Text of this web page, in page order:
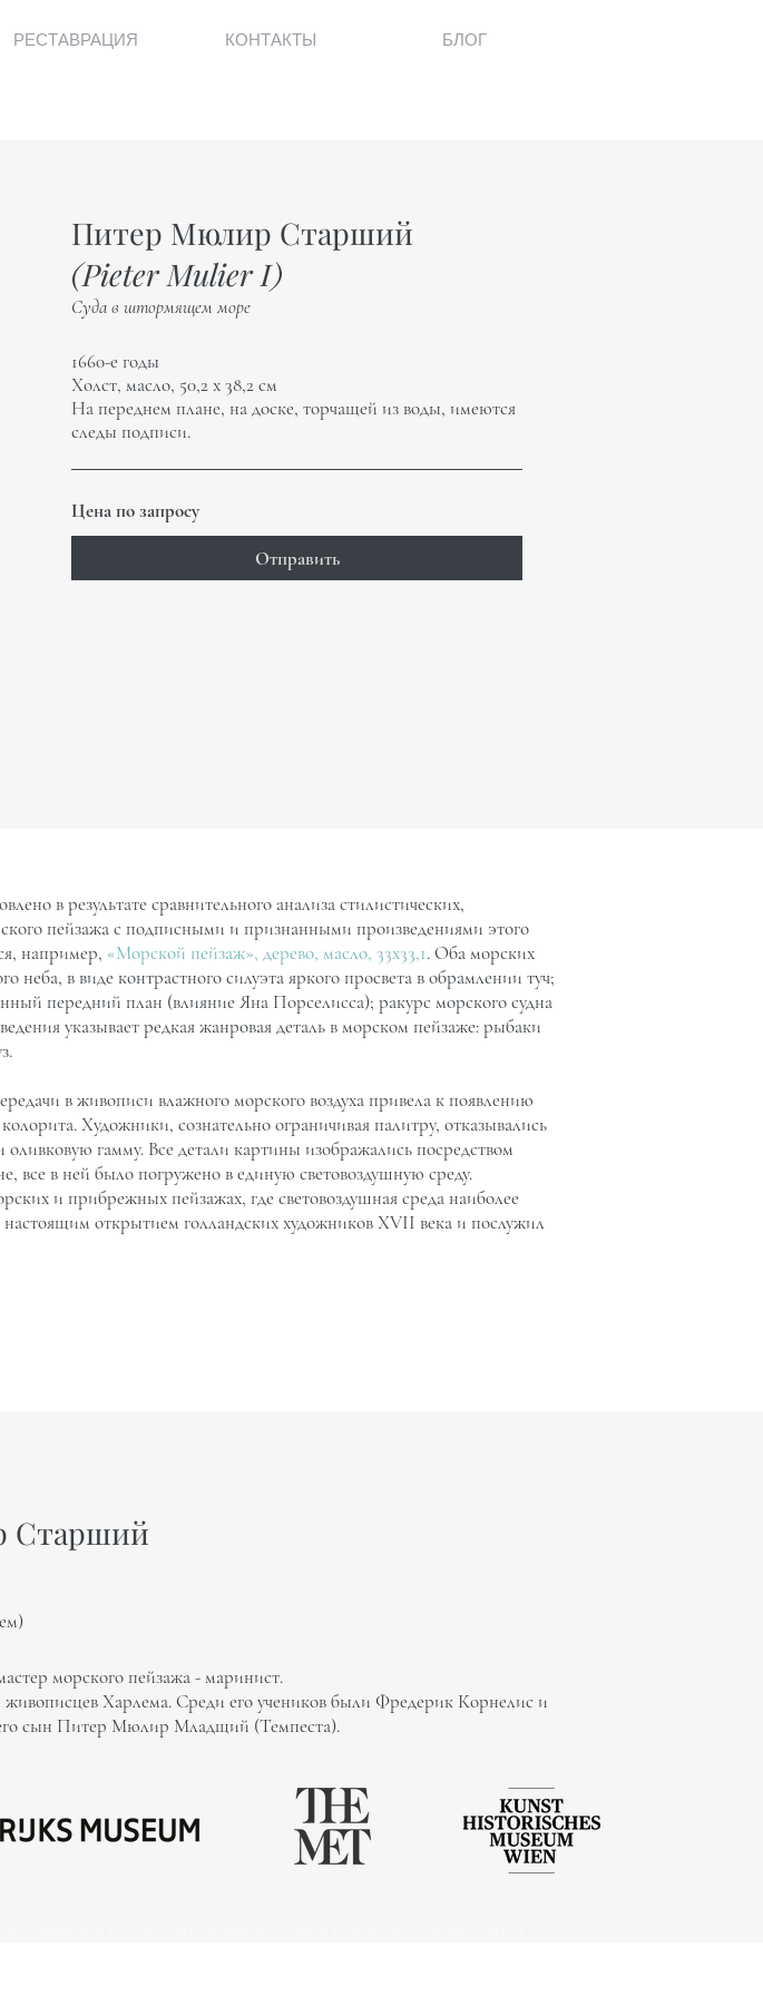
РЕСТАВРАЦИЯ КОНТАКТЫ БЛОГ
Питер Мюлир Старший
(Pieter Mulier I)
Суда в штормящем море
1660-е годы
Холст, масло, 50,2 х 38,2 см
На переднем плане, на доске, торчащей из воды, имеются
следы подписи.
Цена по запросу
Отправить
в результате сравнительного анализа стилистических,
пейзажа с подписными и признанными произведениями этого
например, «Морской пейзаж», дерево, масло, 33х33,1. Оба морских
в виде контрастного силуэта яркого просвета в обрамлении туч;
передний план (влияние Яна Порселисса); ракурс морского судна
указывает редкая жанровая деталь в морском пейзаже: рыбаки
в живописи влажного морского воздуха привела к появлению
Художники, сознательно ограничивая палитру, отказывались
гамму. Все детали картины изображались посредством
все в ней было погружено в единую световоздушную среду.
и прибрежных пейзажах, где световоздушная среда наиболее
открытием голландских художников XVII века и послужил
Старший
морского пейзажа - маринист.
живописцев Харлема. Среди его учеников были Фредерик Корнелис и
сын Питер Мюлир Младщий (Темпеста).